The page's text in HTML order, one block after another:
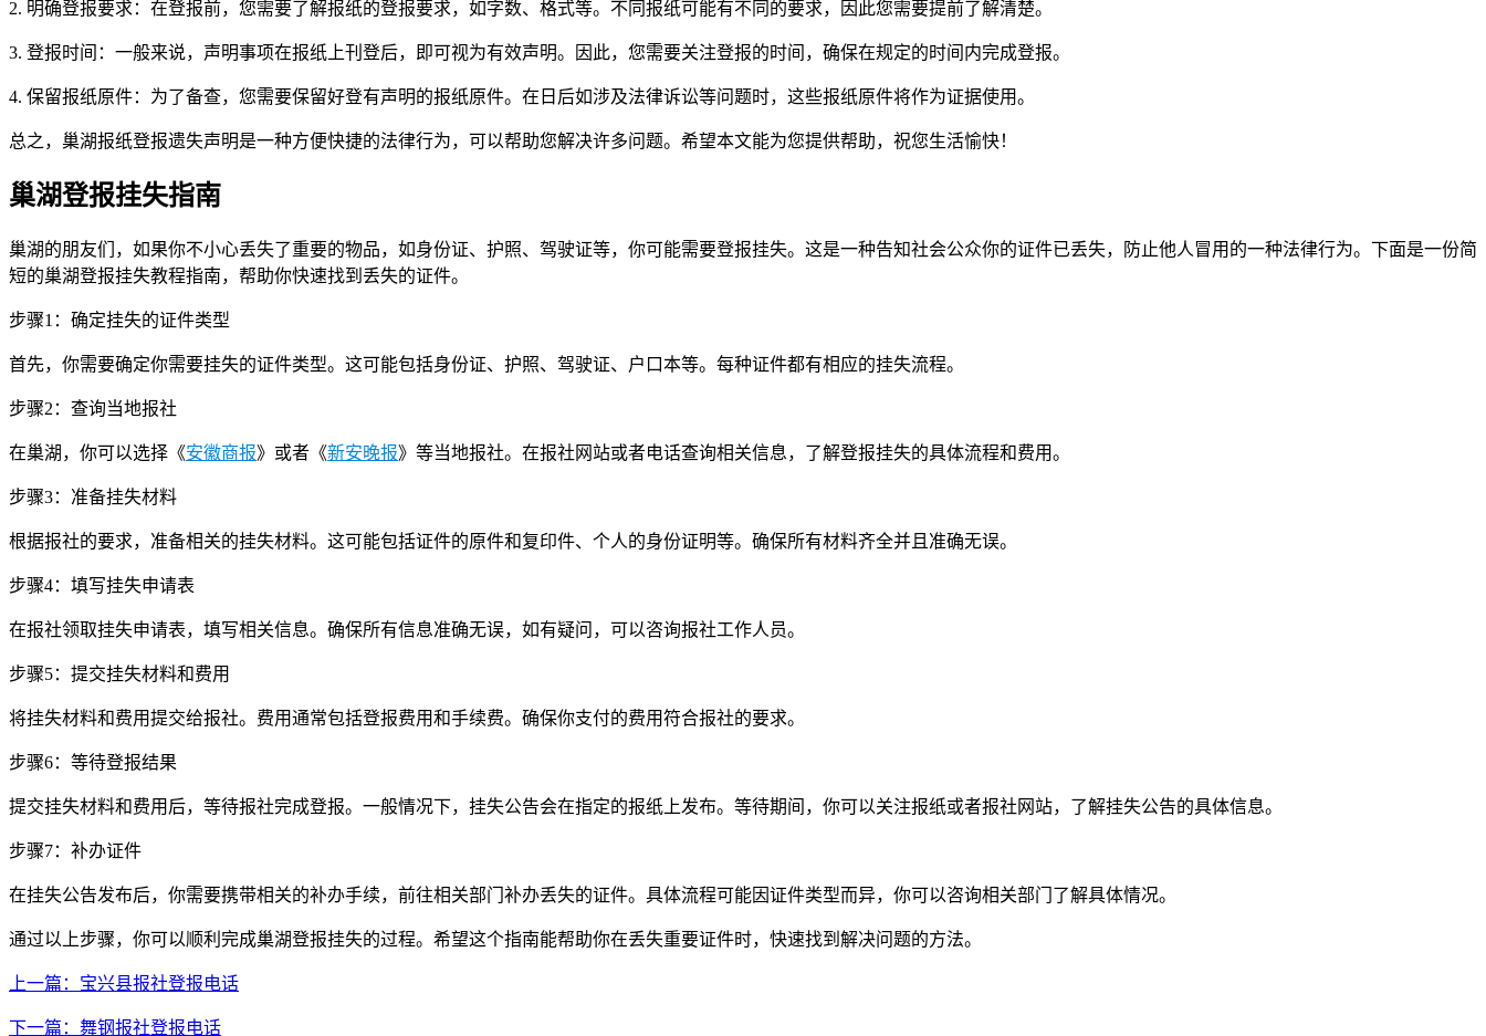
2. 明确登报要求：在登报前，您需要了解报纸的登报要求，如字数、格式等。不同报纸可能有不同的要求，因此您需要提前了解清楚。
3. 登报时间：一般来说，声明事项在报纸上刊登后，即可视为有效声明。因此，您需要关注登报的时间，确保在规定的时间内完成登报。
4. 保留报纸原件：为了备查，您需要保留好登有声明的报纸原件。在日后如涉及法律诉讼等问题时，这些报纸原件将作为证据使用。
总之，巢湖报纸登报遗失声明是一种方便快捷的法律行为，可以帮助您解决许多问题。希望本文能为您提供帮助，祝您生活愉快！
巢湖登报挂失指南
巢湖的朋友们，如果你不小心丢失了重要的物品，如身份证、护照、驾驶证等，你可能需要登报挂失。这是一种告知社会公众你的证件已丢失，防止他人冒用的一种法律行为。下面是一份简
短的巢湖登报挂失教程指南，帮助你快速找到丢失的证件。
步骤1：确定挂失的证件类型
首先，你需要确定你需要挂失的证件类型。这可能包括身份证、护照、驾驶证、户口本等。每种证件都有相应的挂失流程。
步骤2：查询当地报社
在巢湖，你可以选择《安徽商报》或者《新安晚报》等当地报社。在报社网站或者电话查询相关信息，了解登报挂失的具体流程和费用。
步骤3：准备挂失材料
根据报社的要求，准备相关的挂失材料。这可能包括证件的原件和复印件、个人的身份证明等。确保所有材料齐全并且准确无误。
步骤4：填写挂失申请表
在报社领取挂失申请表，填写相关信息。确保所有信息准确无误，如有疑问，可以咨询报社工作人员。
步骤5：提交挂失材料和费用
将挂失材料和费用提交给报社。费用通常包括登报费用和手续费。确保你支付的费用符合报社的要求。
步骤6：等待登报结果
提交挂失材料和费用后，等待报社完成登报。一般情况下，挂失公告会在指定的报纸上发布。等待期间，你可以关注报纸或者报社网站，了解挂失公告的具体信息。
步骤7：补办证件
在挂失公告发布后，你需要携带相关的补办手续，前往相关部门补办丢失的证件。具体流程可能因证件类型而异，你可以咨询相关部门了解具体情况。
通过以上步骤，你可以顺利完成巢湖登报挂失的过程。希望这个指南能帮助你在丢失重要证件时，快速找到解决问题的方法。
上一篇：宝兴县报社登报电话
下一篇：舞钢报社登报电话